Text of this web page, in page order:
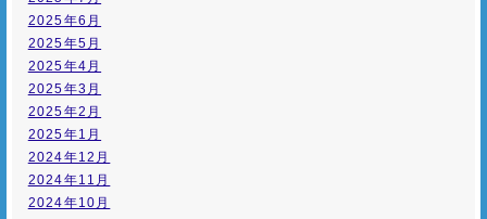
2025年6月
2025年5月
2025年4月
2025年3月
2025年2月
2025年1月
2024年12月
2024年11月
2024年10月